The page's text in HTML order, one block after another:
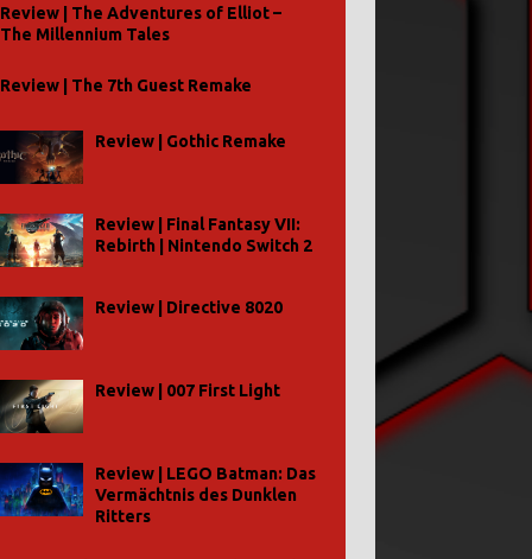
Review | The Adventures of Elliot –
The Millennium Tales
Review | The 7th Guest Remake
Review | Gothic Remake
Review | Final Fantasy VII:
Rebirth | Nintendo Switch 2
Review | Directive 8020
Review | 007 First Light
Review | LEGO Batman: Das
Vermächtnis des Dunklen
Ritters